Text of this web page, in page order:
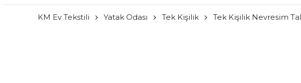
KM Ev Tekstili Yatak Odası Tek Kişilik Tek Kişilik Nevresim